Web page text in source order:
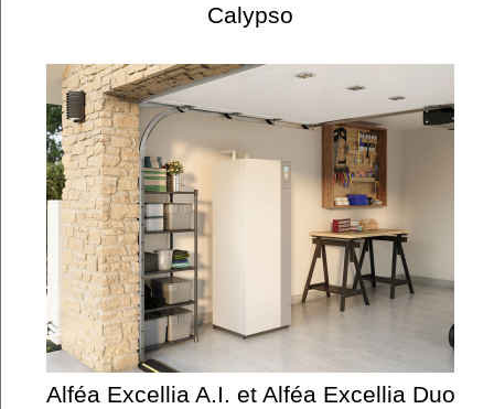
Calypso
Alféa Excellia A.I. et Alféa Excellia Duo